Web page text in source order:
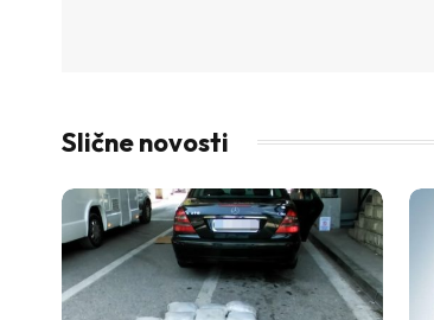
Slične novosti